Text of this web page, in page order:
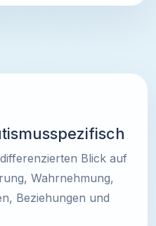
Blick auf
Wahrnehmung,
Beziehungen und